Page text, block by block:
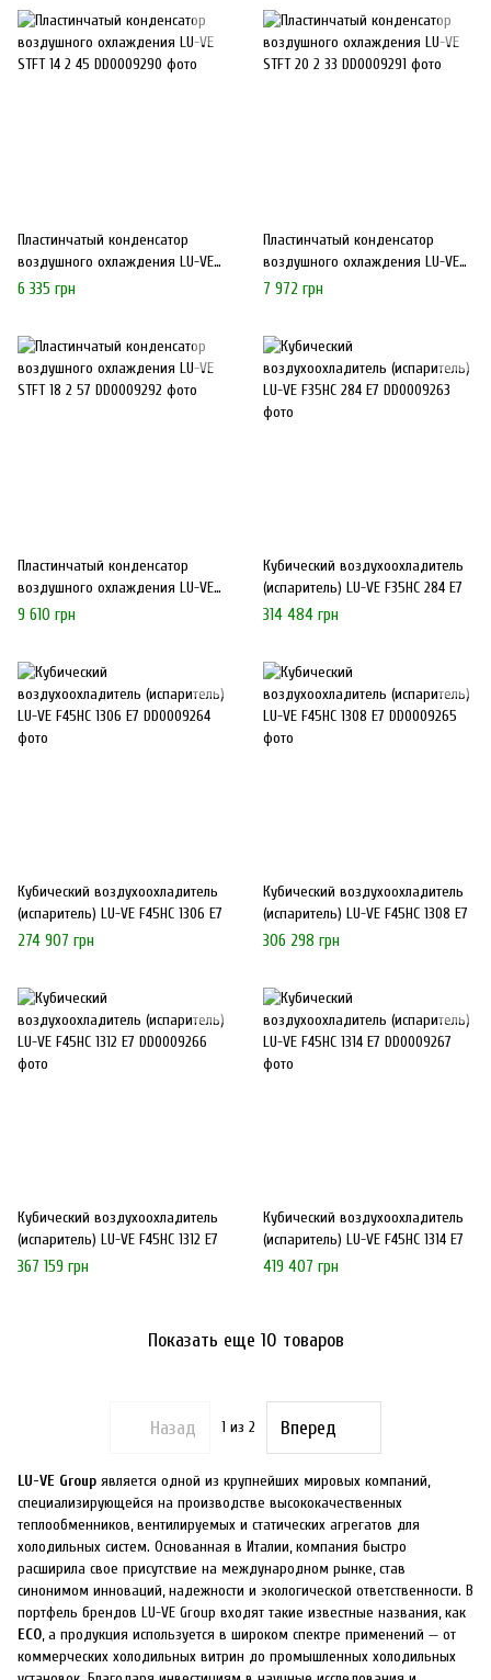
Пластинчатый конденсатор
воздушного охлаждения LU-VE
STFT 14 2 45
6 335 грн
Пластинчатый конденсатор
воздушного охлаждения LU-VE
STFT 20 2 33
7 972 грн
Пластинчатый конденсатор
воздушного охлаждения LU-VE
STFT 18 2 57
9 610 грн
Кубический воздухоохладитель
(испаритель) LU-VE F35HC 284 E7
314 484 грн
Кубический воздухоохладитель
(испаритель) LU-VE F45HC 1306 E7
274 907 грн
Кубический воздухоохладитель
(испаритель) LU-VE F45HC 1308 E7
306 298 грн
Кубический воздухоохладитель
(испаритель) LU-VE F45HC 1312 E7
367 159 грн
Кубический воздухоохладитель
(испаритель) LU-VE F45HC 1314 E7
419 407 грн
Показать еще 10 товаров
Назад 1 из 2 Вперед
LU-VE Group является одной из крупнейших мировых компаний,
специализирующейся на производстве высококачественных
теплообменников, вентилируемых и статических агрегатов для
холодильных систем. Основанная в Италии, компания быстро
расширила свое присутствие на международном рынке, став
синонимом инноваций, надежности и экологической ответственности. В
портфель брендов LU-VE Group входят такие известные названия, как
ECO, а продукция используется в широком спектре применений — от
коммерческих холодильных витрин до промышленных холодильных